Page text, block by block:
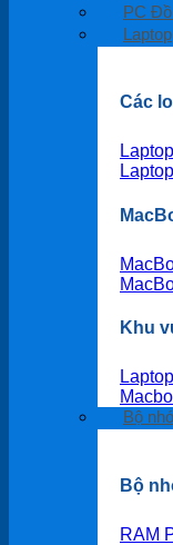
PC
Laptop
Các
Khu
Bộ
Bộ
RAM